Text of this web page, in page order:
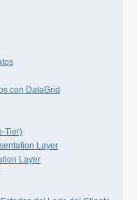
con DataGrid
Tier)
Layer
Layer